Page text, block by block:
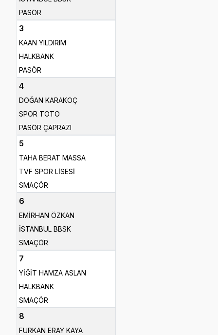
PASÖR
3
KAAN YILDIRIM
HALKBANK
PASÖR
4
DOĞAN KARAKOÇ
SPOR TOTO
PASÖR ÇAPRAZI
5
TAHA BERAT MASSA
TVF SPOR LİSESİ
SMAÇÖR
6
EMİRHAN ÖZKAN
İSTANBUL BBSK
SMAÇÖR
7
YİĞİT HAMZA ASLAN
HALKBANK
SMAÇÖR
8
FURKAN ERAY KAYA